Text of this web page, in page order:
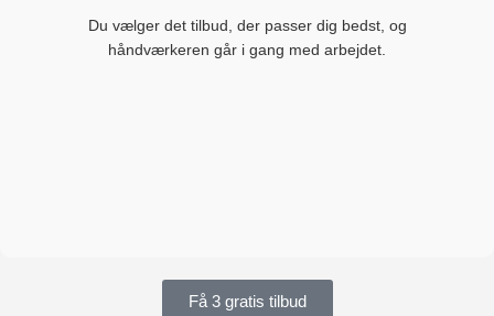
Du vælger det tilbud, der passer dig bedst, og
håndværkeren går i gang med arbejdet.
Få 3 gratis tilbud